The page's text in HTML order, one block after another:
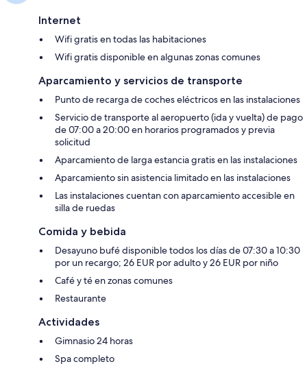
Internet
Wifi gratis en todas las habitaciones
Wifi gratis disponible en algunas zonas comunes
Aparcamiento y servicios de transporte
Punto de recarga de coches eléctricos en las instalaciones
Servicio de transporte al aeropuerto (ida y vuelta) de pago
de 07:00 a 20:00 en horarios programados y previa
solicitud
Aparcamiento de larga estancia gratis en las instalaciones
Aparcamiento sin asistencia limitado en las instalaciones
Las instalaciones cuentan con aparcamiento accesible en
silla de ruedas
Comida y bebida
Desayuno bufé disponible todos los días de 07:30 a 10:30
por un recargo; 26 EUR por adulto y 26 EUR por niño
Café y té en zonas comunes
Restaurante
Actividades
Gimnasio 24 horas
Spa completo